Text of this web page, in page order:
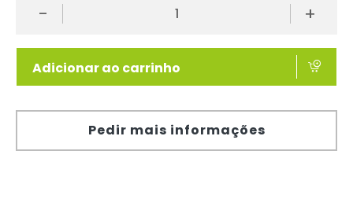
- +
Adicionar ao carrinho
Pedir mais informações